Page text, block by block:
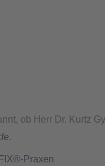
ob Herr Dr. Kurtz
.
Praxen